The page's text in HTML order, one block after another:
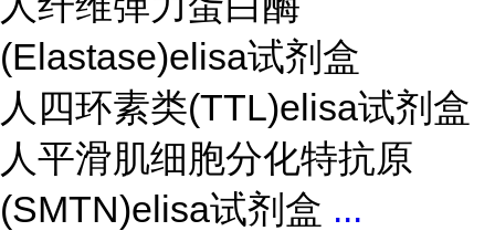
(Elastase)elisa试剂盒
人四环素类(TTL)elisa试剂盒
人平滑肌细胞分化特抗原
(SMTN)elisa试剂盒 ...